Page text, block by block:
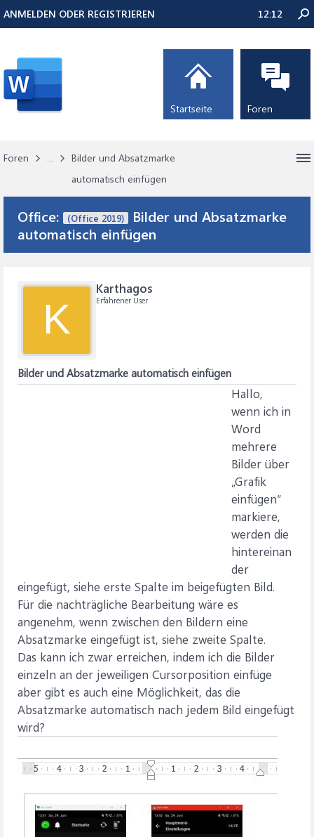
Foren ...
Bilder und Absatzmarke
automatisch einfügen
Office: (Office 2019)
Bilder und Absatzmarke
automatisch einfügen
K
Karthagos
Erfahrener User
Bilder und Absatzmarke automatisch einfügen
Hallo,
wenn ich in
Word
mehrere
Bilder über
„Grafik
einfügen“
markiere,
werden die
hintereinan
der
eingefügt, siehe erste Spalte im beigefügten Bild.
Für die nachträgliche Bearbeitung wäre es
angenehm, wenn zwischen den Bildern eine
Absatzmarke eingefügt ist, siehe zweite Spalte.
Das kann ich zwar erreichen, indem ich die Bilder
einzeln an der jeweiligen Cursorposition einfüge
aber gibt es auch eine Möglichkeit, das die
Absatzmarke automatisch nach jedem Bild eingefügt
wird?
ANMELDEN ODER REGISTRIEREN 12:12
Startseite Foren